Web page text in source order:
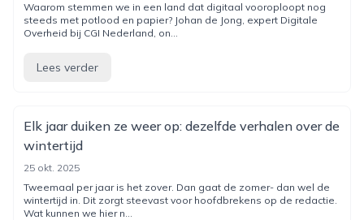
Waarom stemmen we in een land dat digitaal vooroploopt nog
steeds met potlood en papier? Johan de Jong, expert Digitale
Overheid bij CGI Nederland, on...
Lees verder
Elk jaar duiken ze weer op: dezelfde verhalen over de
wintertijd
25 okt. 2025
Tweemaal per jaar is het zover. Dan gaat de zomer- dan wel de
wintertijd in. Dit zorgt steevast voor hoofdbrekens op de redactie.
Wat kunnen we hier n...